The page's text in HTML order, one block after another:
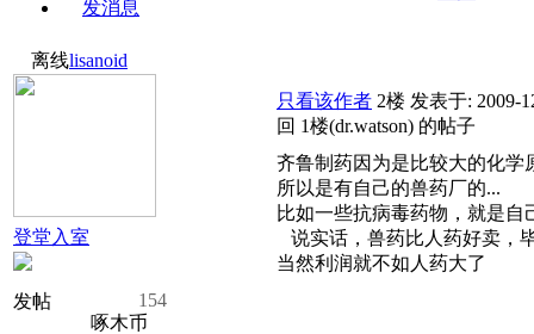
发消息
离线lisanoid
登堂入室
发帖
154
啄木币
只看该作者 2楼 发表于: 2009-
回 1楼(dr.watson) 的帖子
齐鲁制药因为是比较大的化学
所以是有自己的兽药厂的...
比如一些抗病毒药物，就是自
说实话，兽药比人药好卖，
当然利润就不如人药大了